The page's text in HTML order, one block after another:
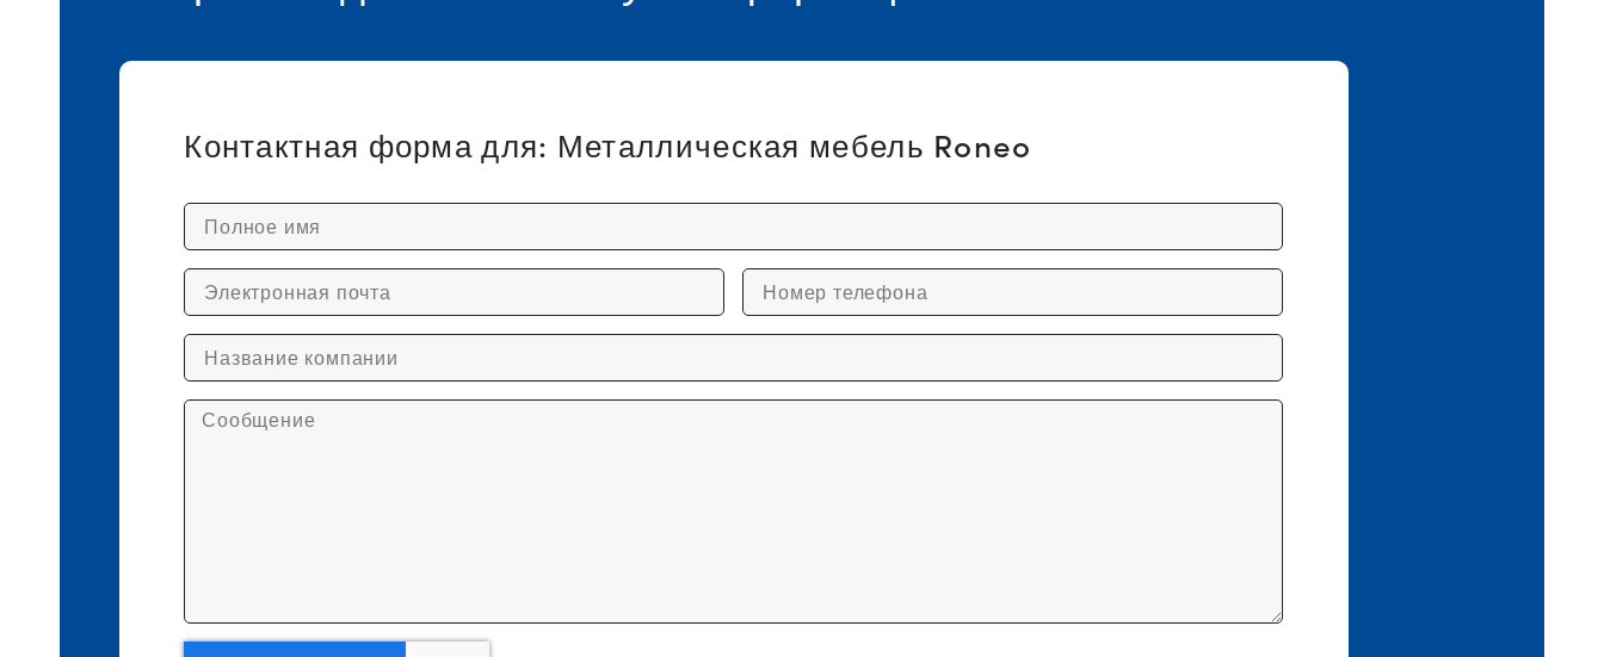
Контактная форма для: Металлическая мебель Roneo